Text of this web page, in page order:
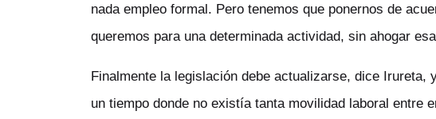
nada empleo formal. Pero tenemos que ponernos de
queremos para una determinada actividad, sin ahogar
Finalmente la legislación debe actualizarse, dice Irureta,
un tiempo donde no existía tanta movilidad laboral